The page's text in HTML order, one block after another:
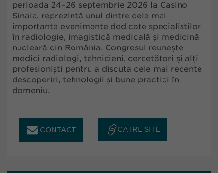
perioada 24–26 septembrie 2026 la Casino
Sinaia, reprezintă unul dintre cele mai
importante evenimente dedicate specialiștilor
în radiologie, imagistică medicală și medicină
nucleară din România. Congresul reunește
medici radiologi, tehnicieni, cercetători și alți
profesioniști pentru a discuta cele mai recente
descoperiri, tehnologii și bune practici în
domeniu.
CONTACT CĂTRE SITE